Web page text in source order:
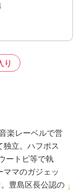
り
楽レーベルで営
立。ハフポス
ートピ等で執
ママのガジェッ
豊島区長公認の